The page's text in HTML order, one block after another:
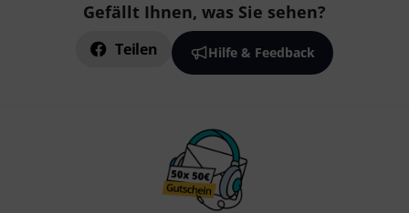
Gefällt Ihnen, was Sie sehen?
Teilen Hilfe & Feedback